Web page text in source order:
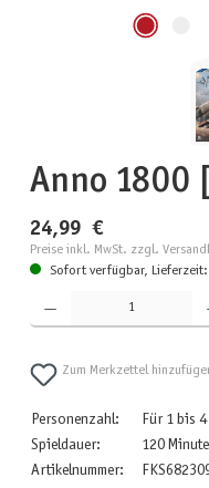
Anno 1800
24,99 €
Preise inkl. MwSt. zzgl.
Sofort verfügbar, Lieferzeit:
Produkt Anzahl: Gib den gewünschten
Zum Merkzettel
Personenzahl:
Für 1 bis
Spieldauer:
120
Artikelnummer: